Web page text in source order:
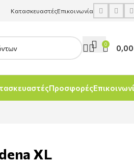
ΚατασκευαστέςΕπικοινωνία
0 0,00
Προσφορές
XL